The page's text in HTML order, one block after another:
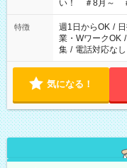
い！ ＃8月～
特徴 週1日からOK /
業・WワークOK /
集 / 電話対応なし
気になる！